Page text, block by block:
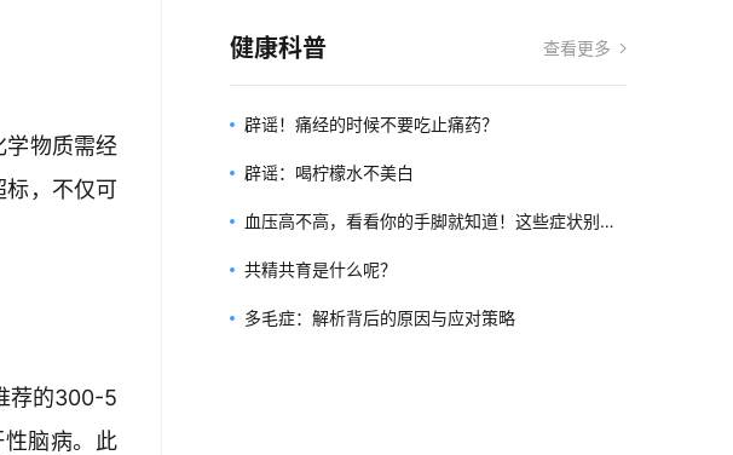
学物质需经
标，不仅可
荐的300-5
脑病。此
健康科普 查看更多
辟谣！痛经的时候不要吃止痛药？
辟谣：喝柠檬水不美白
血压高不高，看看你的手脚就知道！这些症状别忽
视
共精共育是什么呢？
多毛症：解析背后的原因与应对策略